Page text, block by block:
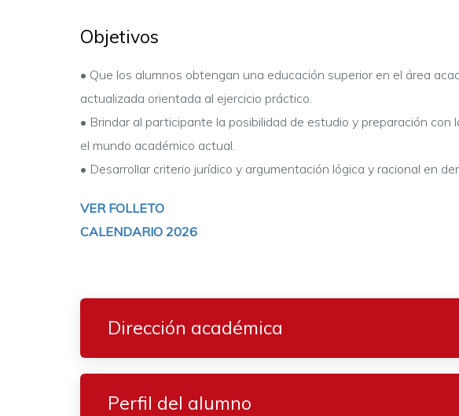
Objetivos
• Que los alumnos obtengan una educación superior en el área
actualizada orientada al ejercicio práctico.
• Brindar al participante la posibilidad de estudio y preparación
el mundo académico actual.
• Desarrollar criterio jurídico y argumentación lógica y racional en
VER FOLLETO
CALENDARIO 2026
Dirección académica
Perfil del alumno